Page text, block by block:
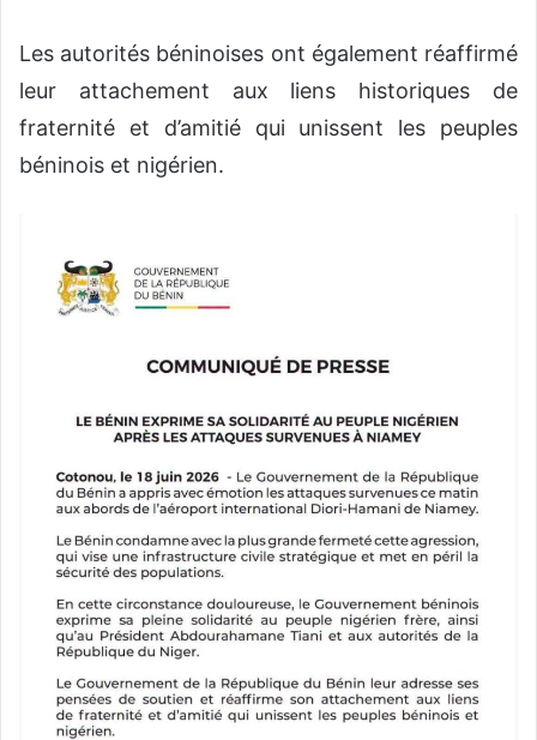
Les autorités béninoises ont également réaffirmé
leur attachement aux liens historiques de
fraternité et d’amitié qui unissent les peuples
béninois et nigérien.